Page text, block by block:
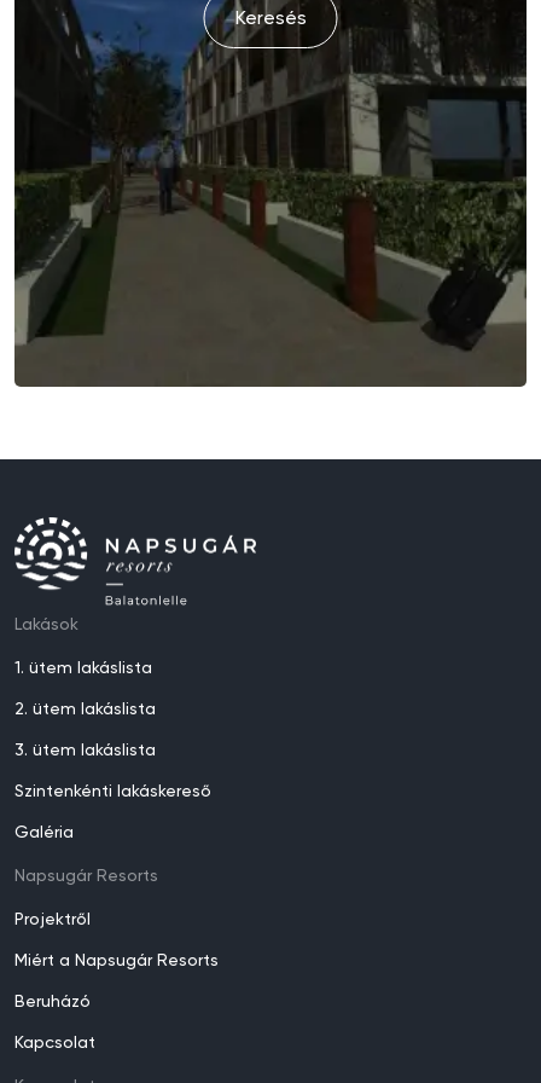
Keresés
Lakások
1. ütem lakáslista
2. ütem lakáslista
3. ütem lakáslista
Szintenkénti lakáskereső
Galéria
Napsugár Resorts
Projektről
Miért a Napsugár Resorts
Beruházó
Kapcsolat